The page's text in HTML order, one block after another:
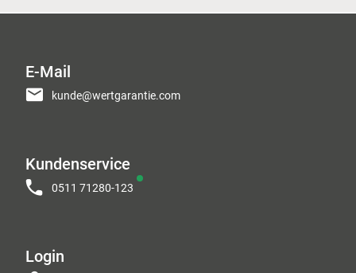
E-Mail
kunde@wertgarantie.com
Kundenservice
0511 71280-123
Login